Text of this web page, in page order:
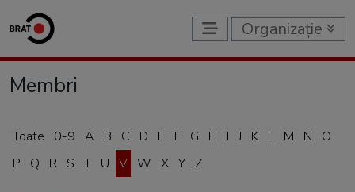
Organizație
Membri
Toate 0-9 A B C D E F G H I J K L M N
O
P
Q R S T U V W X Y Z